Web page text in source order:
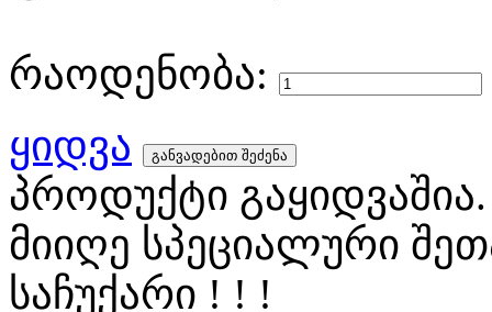
რაოდენობა:
ყიდვა
პროდუქტი გაყიდვაშია.
მიიღე სპეციალური
საჩუქარი ! ! !